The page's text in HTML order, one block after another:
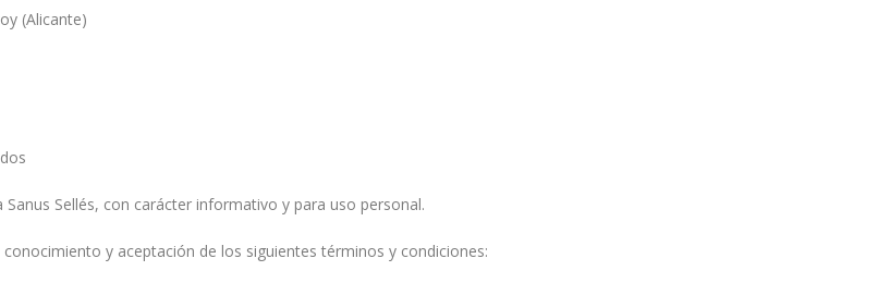
(Alicante)
Sellés, con carácter informativo y para uso personal.
y aceptación de los siguientes términos y condiciones: